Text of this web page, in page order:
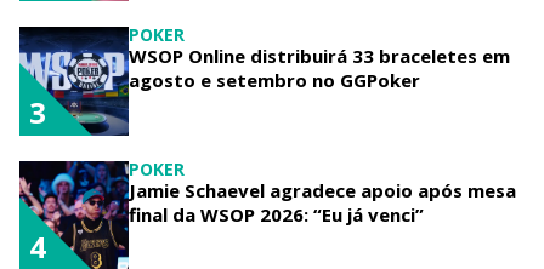
POKER
WSOP Online distribuirá 33 braceletes em
agosto e setembro no GGPoker
3
POKER
Jamie Schaevel agradece apoio após mesa
final da WSOP 2026: “Eu já venci”
4